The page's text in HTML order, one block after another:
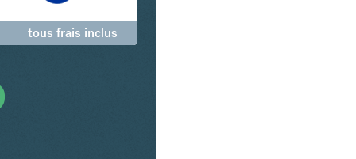
tous frais inclus